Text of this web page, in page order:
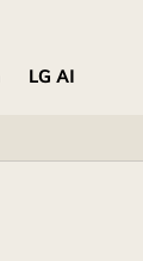
LG AI